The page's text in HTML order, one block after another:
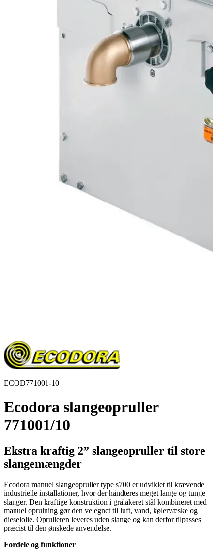
ECOD771001-10
Ecodora slangeopruller
771001/10
Ekstra kraftig 2” slangeopruller til store
slangemængder
Ecodora manuel slangeopruller type s700 er udviklet til krævende
industrielle installationer, hvor der håndteres meget lange og tunge
slanger. Den kraftige konstruktion i grålakeret stål kombineret med
manuel oprulning gør den velegnet til luft, vand, kølervæske og
dieselolie. Oprulleren leveres uden slange og kan derfor tilpasses
præcist til den ønskede anvendelse.
Fordele og funktioner